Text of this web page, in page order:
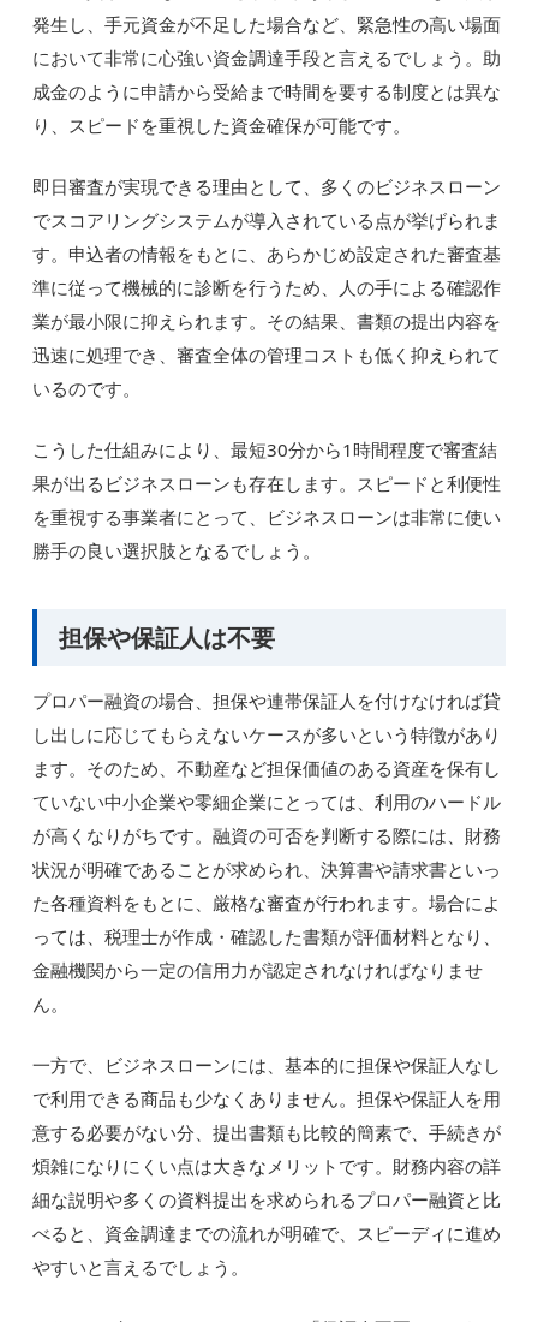
発生し、手元資金が不足した場合など、緊急性の高い場面
において非常に心強い資金調達手段と言えるでしょう。助
成金のように申請から受給まで時間を要する制度とは異な
り、スピードを重視した資金確保が可能です。
即日審査が実現できる理由として、多くのビジネスローン
でスコアリングシステムが導入されている点が挙げられま
す。申込者の情報をもとに、あらかじめ設定された審査基
準に従って機械的に診断を行うため、人の手による確認作
業が最小限に抑えられます。その結果、書類の提出内容を
迅速に処理でき、審査全体の管理コストも低く抑えられて
いるのです。
こうした仕組みにより、最短30分から1時間程度で審査結
果が出るビジネスローンも存在します。スピードと利便性
を重視する事業者にとって、ビジネスローンは非常に使い
勝手の良い選択肢となるでしょう。
担保や保証人は不要
プロパー融資の場合、担保や連帯保証人を付けなければ貸
し出しに応じてもらえないケースが多いという特徴があり
ます。そのため、不動産など担保価値のある資産を保有し
ていない中小企業や零細企業にとっては、利用のハードル
が高くなりがちです。融資の可否を判断する際には、財務
状況が明確であることが求められ、決算書や請求書といっ
た各種資料をもとに、厳格な審査が行われます。場合によ
っては、税理士が作成・確認した書類が評価材料となり、
金融機関から一定の信用力が認定されなければなりませ
ん。
一方で、ビジネスローンには、基本的に担保や保証人なし
で利用できる商品も少なくありません。担保や保証人を用
意する必要がない分、提出書類も比較的簡素で、手続きが
煩雑になりにくい点は大きなメリットです。財務内容の詳
細な説明や多くの資料提出を求められるプロパー融資と比
べると、資金調達までの流れが明確で、スピーディに進め
やすいと言えるでしょう。